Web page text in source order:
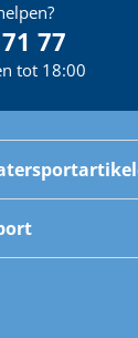
77
tot 18:00